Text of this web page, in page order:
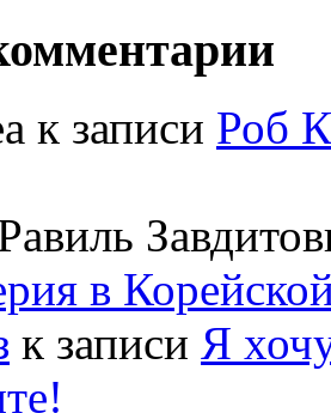
к записи Роб
в
к записи Я